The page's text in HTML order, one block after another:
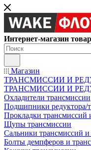
Интернет-магазин
Магазин
ТРАНСМИССИИ И
ТРАНСМИССИИ И
Охладители трансмиссии
Подшипники редуктора/
Прокладки трансмиссий
Щупы трансмиссии
Сальники трансмиссий и
Болты демпферов и